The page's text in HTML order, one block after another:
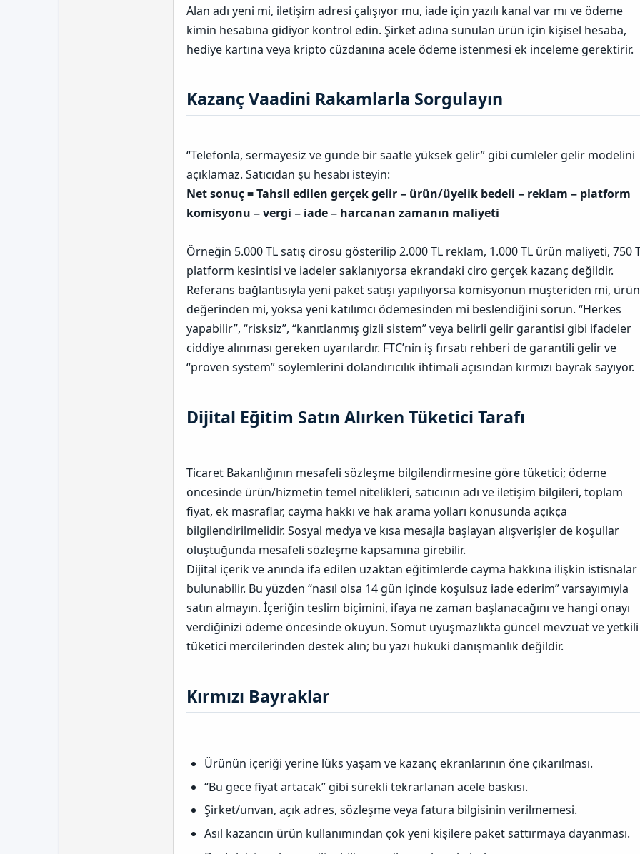
Alan adı yeni mi, iletişim adresi çalışıyor mu, iade için yazılı kanal var mı ve ödeme
kimin hesabına gidiyor kontrol edin. Şirket adına sunulan ürün için kişisel hesaba,
hediye kartına veya kripto cüzdanına acele ödeme istenmesi ek inceleme gerektirir.
Kazanç Vaadini Rakamlarla Sorgulayın​
“Telefonla, sermayesiz ve günde bir saatle yüksek gelir” gibi cümleler gelir modelini
açıklamaz. Satıcıdan şu hesabı isteyin:
Net sonuç = Tahsil edilen gerçek gelir − ürün/üyelik bedeli − reklam − platform
komisyonu − vergi − iade − harcanan zamanın maliyeti
Örneğin 5.000 TL satış cirosu gösterilip 2.000 TL reklam, 1.000 TL ürün maliyeti, 750
platform kesintisi ve iadeler saklanıyorsa ekrandaki ciro gerçek kazanç değildir.
Referans bağlantısıyla yeni paket satışı yapılıyorsa komisyonun müşteriden mi, ürün
değerinden mi, yoksa yeni katılımcı ödemesinden mi beslendiğini sorun. “Herkes
yapabilir”, “risksiz”, “kanıtlanmış gizli sistem” veya belirli gelir garantisi gibi ifadeler
ciddiye alınması gereken uyarılardır. FTC’nin iş fırsatı rehberi de garantili gelir ve
“proven system” söylemlerini dolandırıcılık ihtimali açısından kırmızı bayrak sayıyor.
Dijital Eğitim Satın Alırken Tüketici Tarafı​
Ticaret Bakanlığının mesafeli sözleşme bilgilendirmesine göre tüketici; ödeme
öncesinde ürün/hizmetin temel nitelikleri, satıcının adı ve iletişim bilgileri, toplam
fiyat, ek masraflar, cayma hakkı ve hak arama yolları konusunda açıkça
bilgilendirilmelidir. Sosyal medya ve kısa mesajla başlayan alışverişler de koşullar
oluştuğunda mesafeli sözleşme kapsamına girebilir.
Dijital içerik ve anında ifa edilen uzaktan eğitimlerde cayma hakkına ilişkin istisnalar
bulunabilir. Bu yüzden “nasıl olsa 14 gün içinde koşulsuz iade ederim” varsayımıyla
satın almayın. İçeriğin teslim biçimini, ifaya ne zaman başlanacağını ve hangi onayı
verdiğinizi ödeme öncesinde okuyun. Somut uyuşmazlıkta güncel mevzuat ve yetkili
tüketici mercilerinden destek alın; bu yazı hukuki danışmanlık değildir.
Kırmızı Bayraklar​
Ürünün içeriği yerine lüks yaşam ve kazanç ekranlarının öne çıkarılması.
“Bu gece fiyat artacak” gibi sürekli tekrarlanan acele baskısı.
Şirket/unvan, açık adres, sözleşme veya fatura bilgisinin verilmemesi.
Asıl kazancın ürün kullanımından çok yeni kişilere paket sattırmaya dayanması.